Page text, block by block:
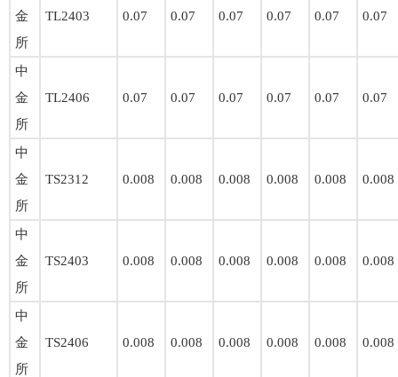
金
所
TL2403 0.07 0.07 0.07 0.07 0.07 0.07
中
金
所
TL2406 0.07 0.07 0.07 0.07 0.07 0.07
中
金
所
TS2312 0.008 0.008 0.008 0.008 0.008 0.008
中
金
所
TS2403 0.008 0.008 0.008 0.008 0.008 0.008
中
金
所
TS2406 0.008 0.008 0.008 0.008 0.008 0.008